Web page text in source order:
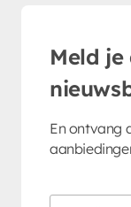
Meld
En ontvang